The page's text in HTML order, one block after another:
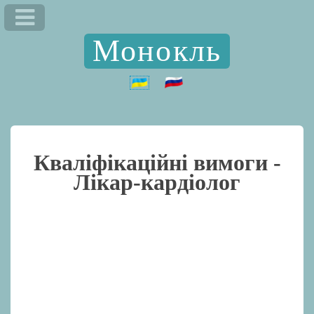
Монокль
Кваліфікаційні вимоги -
Лікар-кардіолог